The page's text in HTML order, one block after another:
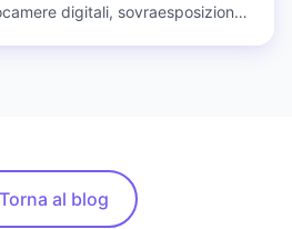
digitali, sovraesposizione,
al blog